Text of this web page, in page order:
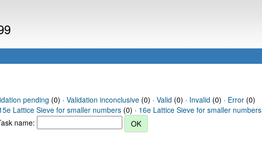
pending (0) · Validation inconclusive(0) · Valid (0) · Invalid (0) · Error(0)
Lattice Sieve for smaller numbers (0) · 16e Lattice Sieve for smaller numbers
name: